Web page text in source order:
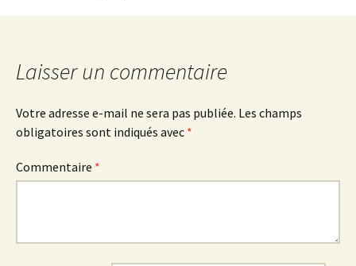
des
articles
Laisser un commentaire
Votre adresse e-mail ne sera pas publiée. Les champs
obligatoires sont indiqués avec *
Commentaire *